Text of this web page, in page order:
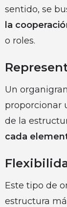
sentido, se
la cooperació
o roles.
Un
proporcionar
de la
cada
Este tipo de
estructura